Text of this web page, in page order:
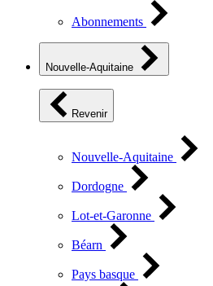
Abonnements
Nouvelle-Aquitaine
Revenir
Nouvelle-Aquitaine
Dordogne
Lot-et-Garonne
Béarn
Pays basque